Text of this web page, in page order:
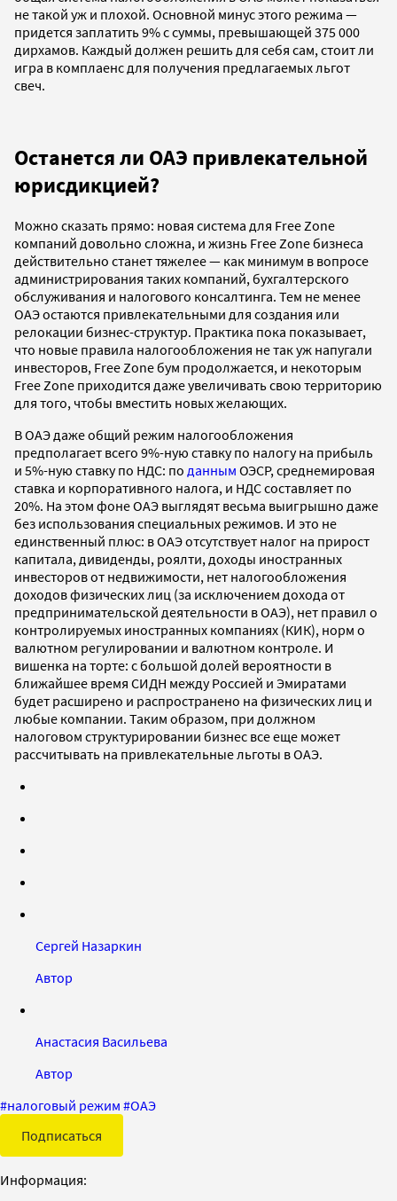
не такой уж и плохой. Основной минус этого режима —
придется заплатить 9% с суммы, превышающей 375 000
дирхамов. Каждый должен решить для себя сам, стоит ли
игра в комплаенс для получения предлагаемых льгот
свеч.
Останется ли ОАЭ привлекательной
юрисдикцией?
Можно сказать прямо: новая система для Free Zone
компаний довольно сложна, и жизнь Free Zone бизнеса
действительно станет тяжелее — как минимум в вопросе
администрирования таких компаний, бухгалтерского
обслуживания и налогового консалтинга. Тем не менее
ОАЭ остаются привлекательными для создания или
релокации бизнес-структур. Практика пока показывает,
что новые правила налогообложения не так уж напугали
инвесторов, Free Zone бум продолжается, и некоторым
Free Zone приходится даже увеличивать свою территорию
для того, чтобы вместить новых желающих.
В ОАЭ даже общий режим налогообложения
предполагает всего 9%-ную ставку по налогу на прибыль
и 5%-ную ставку по НДС: по данным ОЭСР, среднемировая
ставка и корпоративного налога, и НДС составляет по
20%. На этом фоне ОАЭ выглядят весьма выигрышно даже
без использования специальных режимов. И это не
единственный плюс: в ОАЭ отсутствует налог на прирост
капитала, дивиденды, роялти, доходы иностранных
инвесторов от недвижимости, нет налогообложения
доходов физических лиц (за исключением дохода от
предпринимательской деятельности в ОАЭ), нет правил о
контролируемых иностранных компаниях (КИК), норм о
валютном регулировании и валютном контроле. И
вишенка на торте: с большой долей вероятности в
ближайшее время СИДН между Россией и Эмиратами
будет расширено и распространено на физических лиц и
любые компании. Таким образом, при должном
налоговом структурировании бизнес все еще может
рассчитывать на привлекательные льготы в ОАЭ.
Сергей Назаркин
Автор
Анастасия Васильева
Автор
#налоговый режим #ОАЭ
Подписаться
Информация: